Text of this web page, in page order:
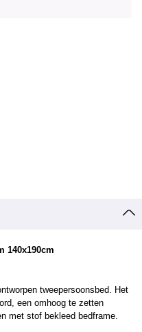
140x190cm
tweepersoonsbed. Het
een omhoog te zetten
met stof bekleed bedframe.